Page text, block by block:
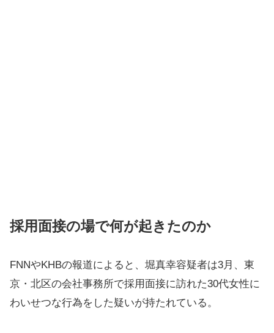
採用面接の場で何が起きたのか
FNNやKHBの報道によると、堀真幸容疑者は3月、東
京・北区の会社事務所で採用面接に訪れた30代女性に
わいせつな行為をした疑いが持たれている。